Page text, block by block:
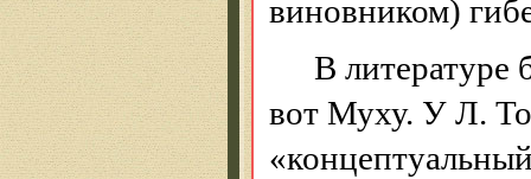
виновником)
В литературе
вот Муху. У Л.